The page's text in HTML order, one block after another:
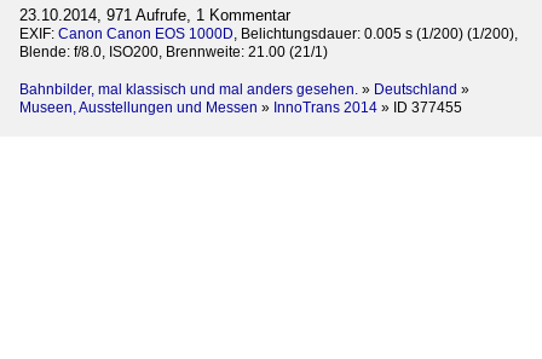
23.10.2014, 971 Aufrufe, 1 Kommentar
EXIF: Canon Canon EOS 1000D , Belichtungsdauer: 0.005 s (1/200) (1/200),
Blende: f/8.0, ISO200, Brennweite: 21.00 (21/1)
Bahnbilder, mal klassisch und mal anders gesehen. » Deutschland »
Museen, Ausstellungen und Messen » InnoTrans 2014 » ID 377455